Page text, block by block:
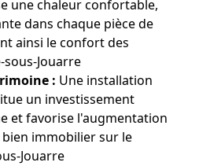
une chaleur confortable,
dans chaque pièce de
ainsi le confort des
sous-Jouarre
: Une installation
un investissement
et favorise l'augmentation
immobilier sur le
Jouarre